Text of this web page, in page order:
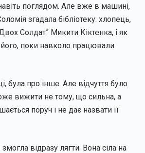
поглядом. Але вже в машині,
згадала бібліотеку: хлопець,
Солдат” Микити Кіктенка, і як
його, поки навколо працювали
була про інше. Але відчуття було
вижити не тому, що сильна, а
поруч і не дає назвати її
відразу лягти. Вона сіла на